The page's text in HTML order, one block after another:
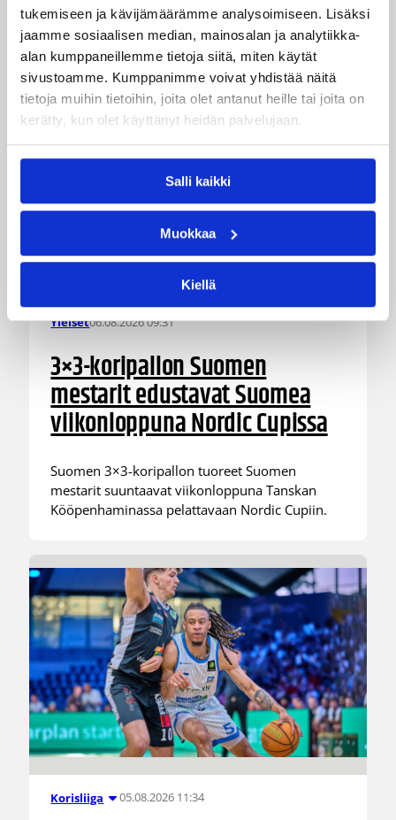
tukemiseen ja kävijämäärämme analysoimiseen. Lisäksi
jaamme sosiaalisen median, mainosalan ja analytiikka-
alan kumppaneillemme tietoja siitä, miten käytät
sivustoamme. Kumppanimme voivat yhdistää näitä
tietoja muihin tietoihin, joita olet antanut heille tai joita on
kerätty, kun olet käyttänyt heidän palvelujaan.
Salli kaikki
Muokkaa
Kiellä
jatkokarsintaotteluun Ruotsia vastaan on
puolestaan enää jäljellä kourallinen vierekkäisiä
paikkoja.
Yleiset06.08.2026 09:31
3×3-koripallon Suomen
mestarit edustavat Suomea
viikonloppuna Nordic Cupissa
Suomen 3×3-koripallon tuoreet Suomen
mestarit suuntaavat viikonloppuna Tanskan
Kööpenhaminassa pelattavaan Nordic Cupiin.
Korisliiga 05.08.2026 11:34